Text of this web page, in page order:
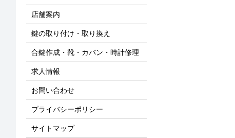
店舗案内
鍵の取り付け・取り換え
合鍵作成・靴・カバン・時計修理
求人情報
お問い合わせ
プライバシーポリシー
サイトマップ